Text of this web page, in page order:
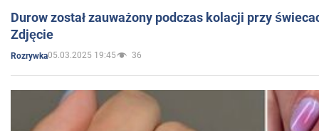
Durow został zauważony podczas kolacji przy
Zdjęcie
Rozrywka05.03.2025 19:45 36